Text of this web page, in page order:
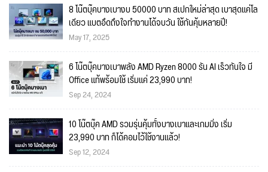
8 โน๊ตบุ๊คบางเบางบ 50000 บาท สเปกใหม่ล่าสุด เบาสุดแค่โล
เดียว แบตอึดถึงใจทำงานได้จบวัน ใช้กันคุ้มหลายปี!
May 17, 2025
6 โน๊ตบุ๊คบางเบาพลัง AMD Ryzen 8000 รัน AI เร็วทันใจ มี
Office แท้พร้อมใช้ เริ่มแค่ 23,990 บาท!
Sep 24, 2024
10 โน๊ตบุ๊ค AMD รวมรุ่นคุ้มทั้งบางเบาและเกมมิ่ง เริ่ม
23,990 บาท ก็ได้คอมไว้ใช้งานแล้ว!
Sep 12, 2024